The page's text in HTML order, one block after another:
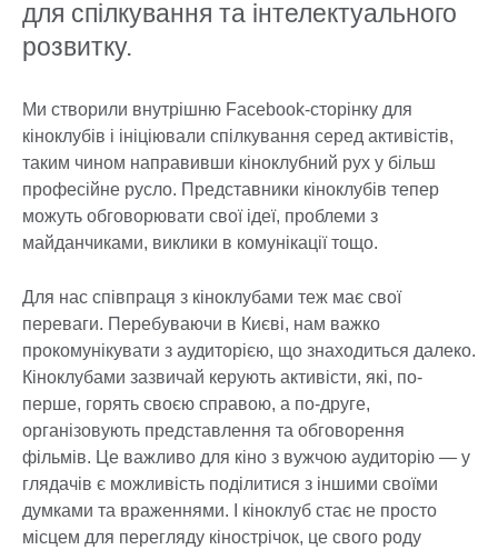
для спілкування та інтелектуального
розвитку.
Ми створили внутрішню Facebook-сторінку для
кіноклубів і ініціювали спілкування серед активістів,
таким чином направивши кіноклубний рух у більш
професійне русло. Представники кіноклубів тепер
можуть обговорювати свої ідеї, проблеми з
майданчиками, виклики в комунікації тощо.
Для нас співпраця з кіноклубами теж має свої
переваги. Перебуваючи в Києві, нам важко
прокомунікувати з аудиторією, що знаходиться далеко.
Кіноклубами зазвичай керують активісти, які, по-
перше, горять своєю справою, а по-друге,
організовують представлення та обговорення
фільмів. Це важливо для кіно з вужчою аудиторію — у
глядачів є можливість поділитися з іншими своїми
думками та враженнями. І кіноклуб стає не просто
місцем для перегляду кінострічок, це свого роду